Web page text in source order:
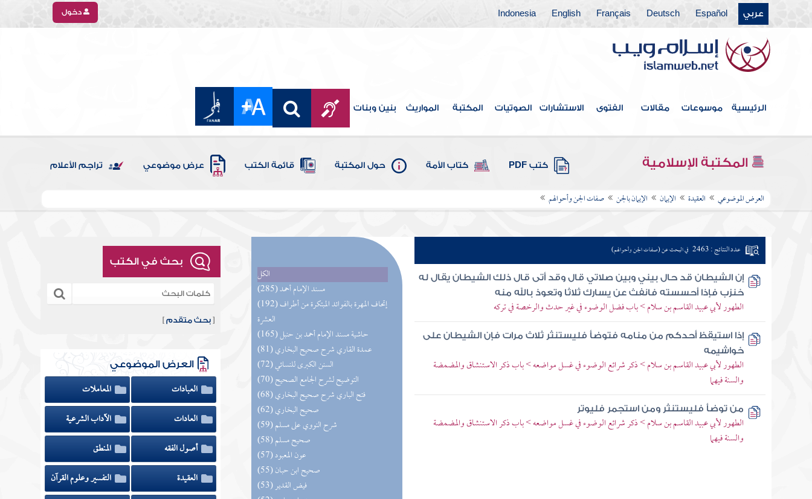
عربي Español
Deutsch
Français
English
Indonesia دخول
الرئيسية موسوعات مقالات الفتوى الاستشارات الصوتيات المكتبة المواريث بنين وبنات
المكتبة الإسلامية كتب PDF كتاب الأمة حول المكتبة قائمة الكتب عرض موضوعي تراجم الأعلام
العرض الموضوعي العقيدة الإيمان الإيمان بالجن صفات الجن وأحوالهم
الكل
(285) مسند الإمام أحمد
(192) إتحاف المهرة بالفوائد المبتكرة من أطراف
العشرة
(165) حاشية مسند الإمام أحمد بن حنبل
(81) عمدة القاري شرح صحيح البخاري
(72) السنن الكبرى للنسائي
(70) التوضيح لشرح الجامع الصحيح
(68) فتح الباري شرح صحيح البخاري
(62) صحيح البخاري
(59) شرح النووي على مسلم
(58) صحيح مسلم
(57) عون المعبود
(55) صحيح ابن حبان
(53) فيض القدير
عدد النتائج : 2463 في البحث عن (صفات الجن وأحوالهم)
إن الشيطان قد حال بيني وبين صلاتي قال وقد أتى قال ذلك الشيطان يقال له
خنزب فإذا أحسسته فانفث عن يسارك ثلاثا وتعوذ بالله منه
الطهور لأبي عبيد القاسم بن سلام > باب فضل الوضوء في غير حدث والرخصة في تركه
إذا استيقظ أحدكم من منامه فتوضأ فليستنثر ثلاث مرات فإن الشيطان على
خواشيمه
الطهور لأبي عبيد القاسم بن سلام > ذكر شرائع الوضوء في غسل مواضعه > باب ذكر الاستنشاق والمضمضة
والسنة فيهما
من توضأ فليستنثر ومن استجمر فليوتر
الطهور لأبي عبيد القاسم بن سلام > ذكر شرائع الوضوء في غسل مواضعه > باب ذكر الاستنشاق والمضمضة
والسنة فيهما
بحث في الكتب
[بحث متقدم ]
العرض الموضوعي
العبادات
المعاملات
العادات
الآداب الشرعية
أصول الفقه
المنطق
العقيدة
التفسير وعلوم القرآن